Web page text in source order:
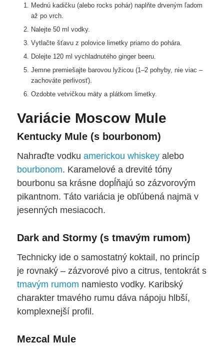
Mednú kadičku (alebo rocks pohár) naplňte drveným ľadom
až po vrch.
Nalejte 50 ml vodky.
Vytlačte šťavu z polovice limetky priamo do pohára.
Dolejte 120 ml vychladnutého ginger beeru.
Jemne premiešajte barovou lyžicou (1–2 pohyby, nie viac –
zachováte perlivosť).
Ozdobte vetvičkou mäty a plátkom limetky.
Variácie Moscow Mule
Kentucky Mule (s bourbonom)
Nahraďte vodku americkou whiskeyalebo
bourbonom. Karamelové a drevité tóny
bourbonu sa krásne dopĺňajú so zázvorovým
pikantnom. Táto variácia je obľúbená najmä v
jesenných mesiacoch.
Dark and Stormy (s tmavým rumom)
Technicky ide o samostatný koktail, no princíp
je rovnaký – zázvorové pivo a citrus, tentokrát s
tmavým rumom namiesto vodky. Karibský
charakter tmavého rumu dáva nápoju hlbší,
komplexnejší profil.
Mezcal Mule